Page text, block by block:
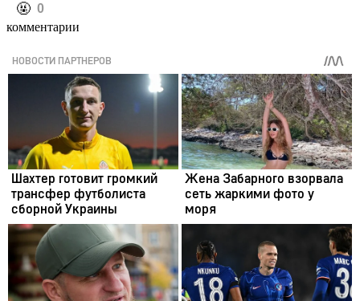
️🤬 0
комментарии